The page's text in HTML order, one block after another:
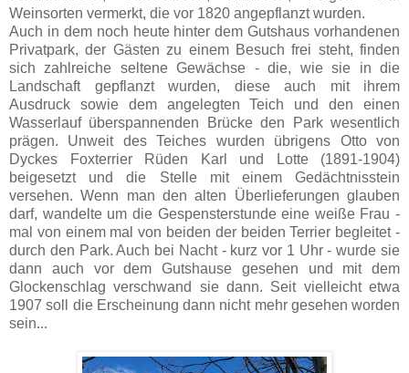
Weinsorten vermerkt, die vor 1820 angepflanzt wurden.
Auch in dem noch heute hinter dem Gutshaus vorhandenen
Privatpark, der Gästen zu einem Besuch frei steht, finden
sich zahlreiche seltene Gewächse - die, wie sie in die
Landschaft gepflanzt wurden, diese auch mit ihrem
Ausdruck sowie dem angelegten Teich und den einen
Wasserlauf überspannenden Brücke den Park wesentlich
prägen. Unweit des Teiches wurden übrigens Otto von
Dyckes Foxterrier Rüden Karl und Lotte (1891-1904)
beigesetzt und die Stelle mit einem Gedächtnisstein
versehen. Wenn man den alten Überlieferungen glauben
darf, wandelte um die Gespensterstunde eine weiße Frau -
mal von einem mal von beiden der beiden Terrier begleitet -
durch den Park. Auch bei Nacht - kurz vor 1 Uhr - wurde sie
dann auch vor dem Gutshause gesehen und mit dem
Glockenschlag verschwand sie dann. Seit vielleicht etwa
1907 soll die Erscheinung dann nicht mehr gesehen worden
sein...